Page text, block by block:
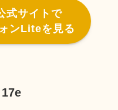
式サイトで
ンLiteを見る